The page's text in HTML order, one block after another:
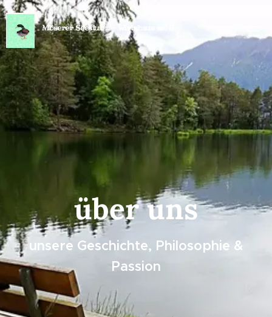
Möserer Seestub'n - Wirtshaus am S
ee
über uns
unsere Geschichte, Philosophie &
Passion